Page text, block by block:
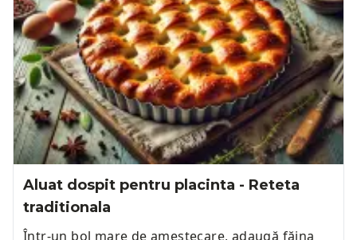
Aluat dospit pentru placinta - Reteta
traditionala
Într-un bol mare de amestecare, adaugă făina